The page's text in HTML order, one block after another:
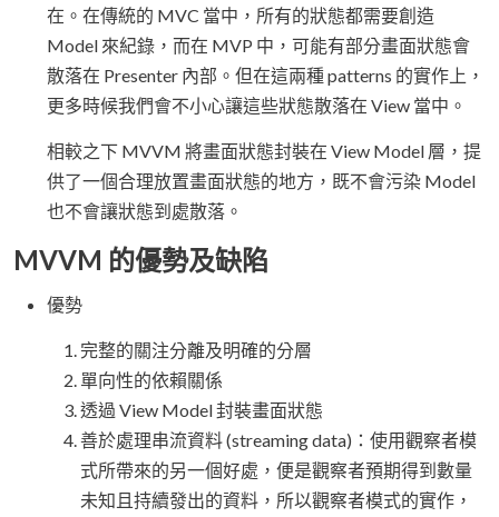
在。在傳統的 MVC 當中，所有的狀態都需要創造
Model 來紀錄，而在 MVP 中，可能有部分畫面狀態會
散落在 Presenter 內部。但在這兩種 patterns 的實作上，
更多時候我們會不小心讓這些狀態散落在 View 當中。
相較之下 MVVM 將畫面狀態封裝在 View Model 層，提
供了一個合理放置畫面狀態的地方，既不會污染 Model
也不會讓狀態到處散落。
MVVM 的優勢及缺陷
優勢
完整的關注分離及明確的分層
單向性的依賴關係
透過 View Model 封裝畫面狀態
善於處理串流資料 (streaming data)：使用觀察者模
式所帶來的另一個好處，便是觀察者預期得到數量
未知且持續發出的資料，所以觀察者模式的實作，